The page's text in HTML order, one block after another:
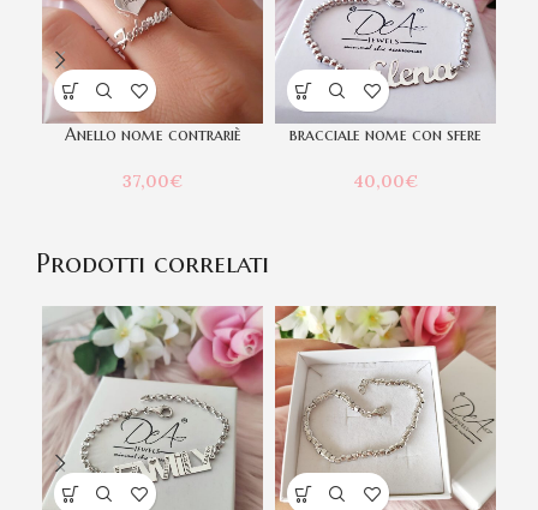
Anello nome contrariè
37,00€
bracciale nome con sfere
40,00€
Prodotti correlati